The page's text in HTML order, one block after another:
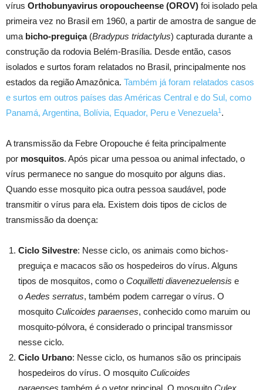
vírus Orthobunyavirus oropoucheense (OROV) foi isolado pela
primeira vez no Brasil em 1960, a partir de amostra de sangue de
uma bicho-preguiça(Bradypus tridactylus) capturada durante a
construção da rodovia Belém-Brasília. Desde então, casos
isolados e surtos foram relatados no Brasil, principalmente nos
estados da região Amazônica. Também já foram relatados casos
e surtos em outros países das Américas Central e do Sul, como
Panamá, Argentina, Bolívia, Equador, Peru e Venezuela1 .
A transmissão da Febre Oropouche é feita principalmente
por mosquitos. Após picar uma pessoa ou animal infectado, o
vírus permanece no sangue do mosquito por alguns dias.
Quando esse mosquito pica outra pessoa saudável, pode
transmitir o vírus para ela. Existem dois tipos de ciclos de
transmissão da doença:
Ciclo Silvestre: Nesse ciclo, os animais como bichos-
preguiça e macacos são os hospedeiros do vírus. Alguns
tipos de mosquitos, como o Coquilletti diavenezuelensis e
o Aedes serratus, também podem carregar o vírus. O
mosquito Culicoides paraenses, conhecido como maruim ou
mosquito-pólvora, é considerado o principal transmissor
nesse ciclo.
Ciclo Urbano: Nesse ciclo, os humanos são os principais
hospedeiros do vírus. O mosquito Culicoides